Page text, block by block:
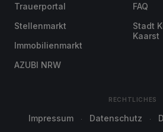
Trauerportal
Stellenmarkt
Immobilienmarkt
AZUBI NRW
FAQ
Stadt
Kaarst
RECHTLICHES
Impressum Datenschutz